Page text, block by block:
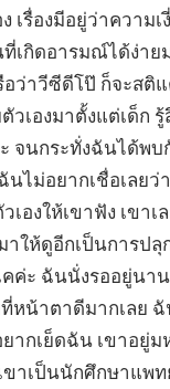
เรื่องมีอยู่ว่าความ
เกิดอารมณ์ได้ง่าย
ว่าวีซีดีโป๊ ก็จะสติ
เองมาตั้งแต่เด็ก
จนกระทั่งฉันได้พ
นไม่อยากเชื่อเลยว่
วเองให้เขาฟัง เขา
าให้ดูอีกเป็นการป
ค่ะ ฉันนั่งรออยู่นาน
หน้าตาดีมากเลย
ากเย็ดฉัน เขาอยู่ม
าเป็นนักศึกษาแพท